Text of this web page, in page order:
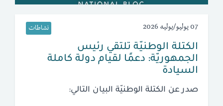
07 يوليو/يوليه 2026 نشاطات
الكتلة الوطنيّة تلتقي رئيس
الجمهوريّة: دعمًا لقيام دولة كاملة
السيادة
صدر عن الكتلة الوطنيّة البيان التالي: